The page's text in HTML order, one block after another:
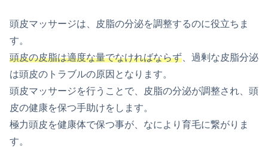
頭皮マッサージは、皮脂の分泌を調整するのに役立ちま
す。
頭皮の皮脂は適度な量でなければならず 、過剰な皮脂分泌
は頭皮のトラブルの原因となります。
頭皮マッサージを行うことで、皮脂の分泌が調整され、頭
皮の健康を保つ手助けをします。
極力頭皮を健康体で保つ事が、なにより育毛に繋がりま
す。